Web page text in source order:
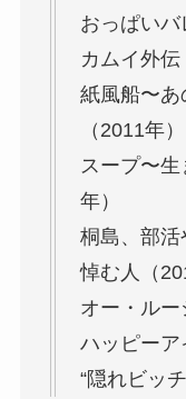
おっぱいバ
カムイ外伝
紙風船〜あ
（2011年）
スープ〜
年）
桐島、部活
悼む人（
オー・ルー
ハッピーア
“隠れビッ